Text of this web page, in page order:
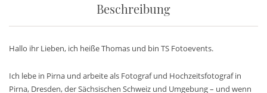
Beschreibung
Hallo ihr Lieben, ich heiße Thomas und bin TS Fotoevents.
Ich lebe in Pirna und arbeite als Fotograf und Hochzeitsfotograf in
Pirna, Dresden, der Sächsischen Schweiz und Umgebung – und wenn